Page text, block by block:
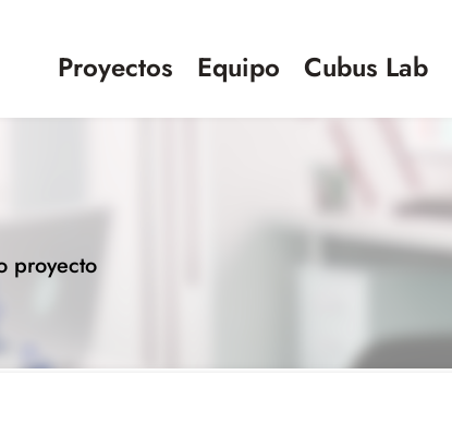
Proyectos Equipo Cubus Lab
proyecto